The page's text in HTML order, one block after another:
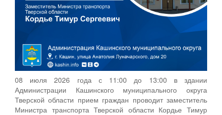
08 июля 2026 года с 11:00 до 13:00 в здании
Администрации Кашинского муниципального округа
Тверской области прием граждан проводит заместитель
Министра транспорта Тверской области Кордье Тимур